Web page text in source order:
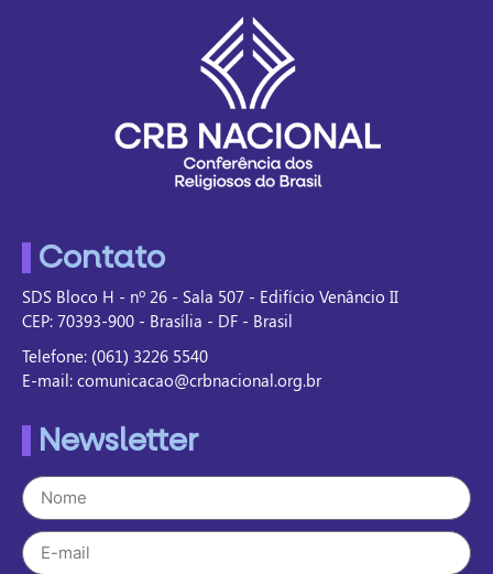
Contato
SDS Bloco H - nº 26 - Sala 507 - Edifício Venâncio II
CEP: 70393-900 - Brasília - DF - Brasil
Telefone: (061) 3226 5540
E-mail: comunicacao@crbnacional.org.br
Newsletter